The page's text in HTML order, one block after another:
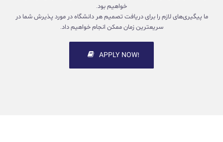
خواهیم بود.
ما پیگیری‌های لازم را برای دریافت تصمیم هر دانشگاه در مورد پذیرش شما در
سریعترین زمان ممکن انجام خواهیم داد.
!APPLY NOW